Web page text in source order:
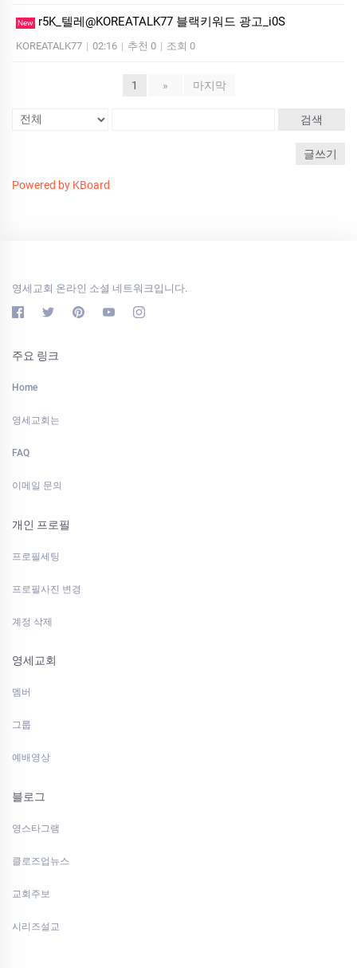
New r5K_텔레@KOREATALK77 블랙키워드 광고_i0S
KOREATALK77 | 02:16 | 추천 0 | 조회 0
1 » 마지막
검색
글쓰기
Powered by KBoard
영세교회 온라인 소셜 네트워크입니다.
주요 링크
Home
영세교회는
FAQ
이메일 문의
개인 프로필
프로필세팅
프로필사진 변경
계정 삭제
영세교회
멤버
그룹
예배영상
블로그
영스타그램
클로즈업뉴스
교회주보
시리즈설교